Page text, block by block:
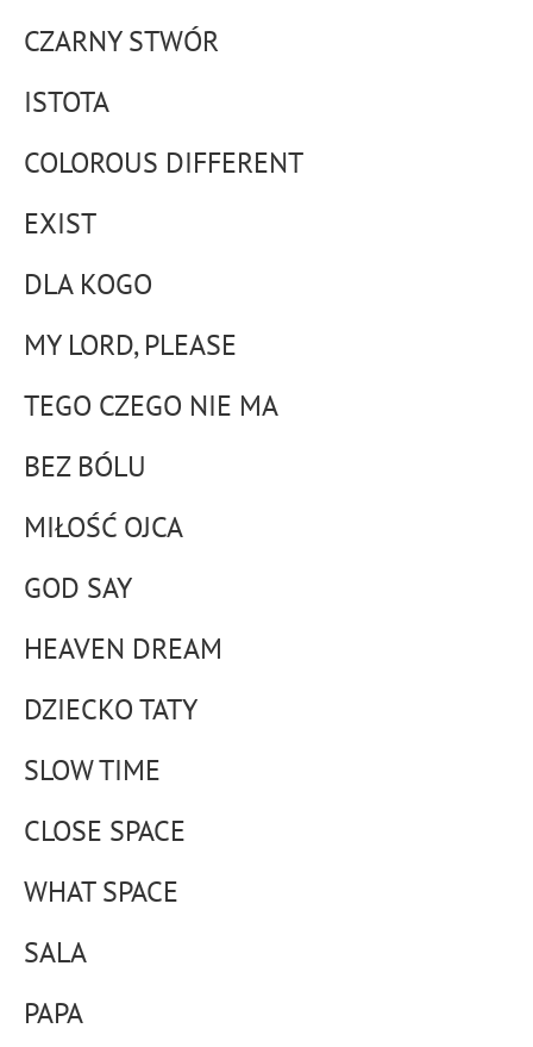
CZARNY STWÓR
ISTOTA
COLOROUS DIFFERENT
EXIST
DLA KOGO
MY LORD, PLEASE
TEGO CZEGO NIE MA
BEZ BÓLU
MIŁOŚĆ OJCA
GOD SAY
HEAVEN DREAM
DZIECKO TATY
SLOW TIME
CLOSE SPACE
WHAT SPACE
SALA
PAPA